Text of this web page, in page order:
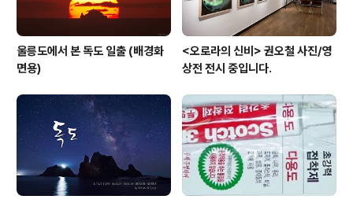
울릉도에서 본 독도 일출 (배경화
면용)
<오로라의 신비> 권오철 사진/영
상전 전시 중입니다.